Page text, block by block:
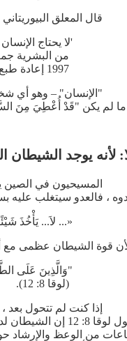
قال المعلق
'لا يحتاج
من البشرية
1997 إعادة طبع ، المجلد 5 ، ص 353).
"الإنسان" – وهو أي
لم يكن "قَدْ أُعْطِيَ مِنَ
لأنه يوجد
المسيحيون في الصين
، فالعدو سيتغلب عليه
«... لاَ... يَأْخُذَ
قوة الشيطان عظمى مع
"وَالَّذِينَ عَلَى
(لوقا 8: 12).
إذا كنت لم تتحول
يقول لوقا 8:
من الوعظ والإرشاد